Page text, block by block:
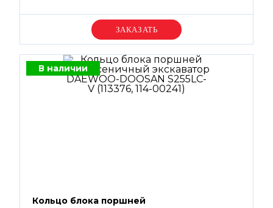
Уточняйте цену
В наличии
Кольцо блока поршней